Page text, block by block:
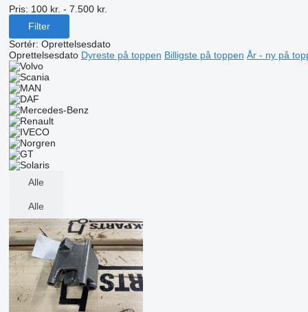
Pris: 100 kr. - 7.500 kr.
Filter
Sortér: Oprettelsesdato
Oprettelsesdato Dyreste på toppen Billigste på toppen År - ny på
Alle
Alle